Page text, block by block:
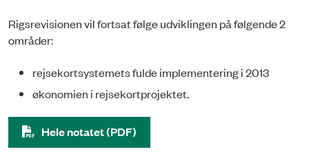
Rigsrevisionen vil fortsat følge udviklingen på følgende 2
områder:
rejsekortsystemets fulde implementering i 2013
økonomien i rejsekortprojektet.
Hele notatet (PDF)